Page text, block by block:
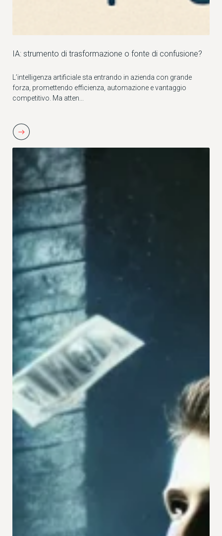
IA: strumento di trasformazione o fonte di confusione?
L’intelligenza artificiale sta entrando in azienda con grande
forza, promettendo efficienza, automazione e vantaggio
competitivo. Ma atten...